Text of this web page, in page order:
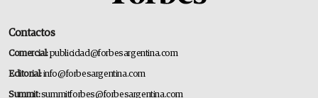
Contactos
Comercial:publicidad@forbesargentina.com
Editorial:info@forbesargentina.com
Summit:summitforbes@forbesargentina.com